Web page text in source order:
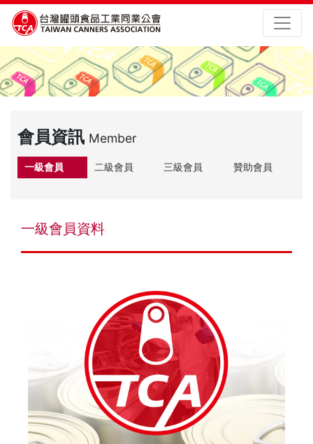
會員資訊 Member
一級會員 二級會員 三級會員 贊助會員
一級會員資料